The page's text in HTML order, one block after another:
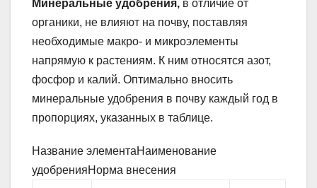
Минеральные удобрения, в отличие от
органики, не влияют на почву, поставляя
необходимые макро- и микроэлементы
напрямую к растениям. К ним относятся азот,
фосфор и калий. Оптимально вносить
минеральные удобрения в почву каждый год в
пропорциях, указанных в таблице.
Название элементаНаименование
удобренияНорма внесения